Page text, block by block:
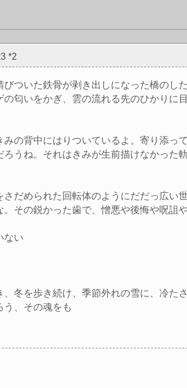
*2
ついた鉄骨が剥き出しになった橋の
匂いをかぎ、雲の流れる先のひかり
の背中にはりついているよ。寄り添
うね。それはきみが生前描けなかっ
だめられた回転体のようにだだっ広
その鋭かった歯で、憎悪や後悔や呪詛
ない
冬を歩き続け、季節外れの雪に、冷
う、その魂をも